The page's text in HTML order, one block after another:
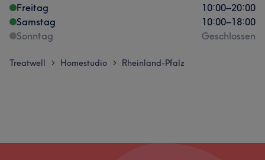
Freitag
10:00–20:00
Samstag
10:00–18:00
Sonntag
Geschlossen
Treatwell > Homestudio > Rheinland-Pfalz